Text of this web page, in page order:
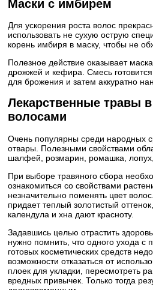
Маски с имбирем
Для ускорения роста волос
использовать не сухую острую
корень имбиря в маску, чтобы не
Полезное действие оказывает
дрожжей и кефира. Смесь
для брожения и затем аккуратно
Лекарственные травы
волосами
Очень популярны среди народных
отвары. Полезными свойствами
шалфей, розмарин, ромашка,
При выборе травяного сбора
ознакомиться со свойствами
незначительно поменять цвет
придает теплый золотистый
календула и хна дают красноту.
Задавшись целью отрастить
нужно помнить, что одного ухода
готовых косметических средств
возможности отказаться от
плоек для укладки, пересмотреть
вредных привычек. Только тогда